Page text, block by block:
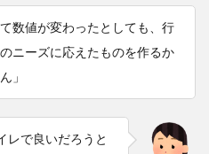
数値が変わったとしても、行
ニーズに応えたものを作るか
」
レで良いだろうと